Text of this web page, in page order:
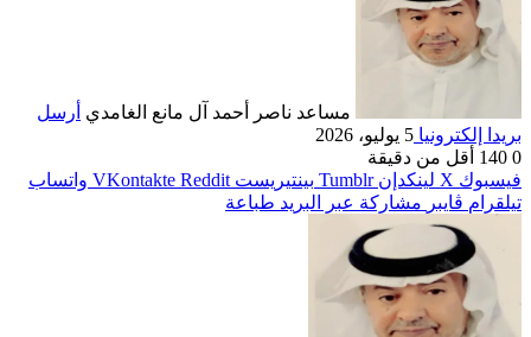
مساعد ناصر أحمد آل مانع الغامدي أرسل
بريدا إلكترونيا 5 يوليو، 2026
0
أقل من دقيقة
فيسبوك ‫X لينكدإن بينتيريست
واتساب
تيلقرام ڤايبر مشاركة عبر البريد طباعة